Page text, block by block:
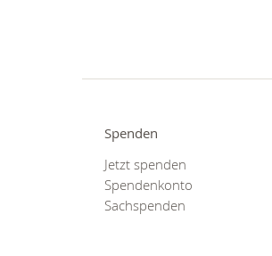
Spenden
Jetzt spenden
Spendenkonto
Sachspenden